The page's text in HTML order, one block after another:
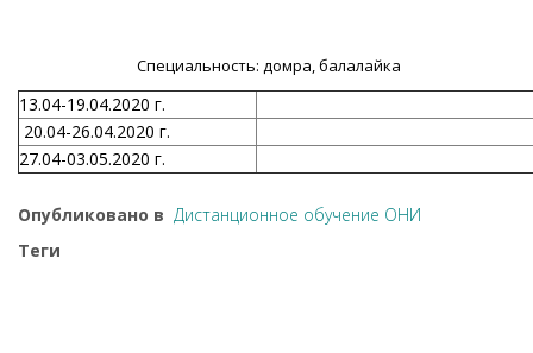
Специальность: домра, балалайка
13.04-19.04.2020 г.
20.04-26.04.2020 г.
27.04-03.05.2020 г.
Опубликовано в Дистанционное обучение ОНИ
Теги